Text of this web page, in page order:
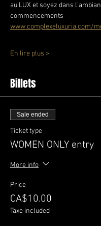
au LUX et soyez dans
commencements
www.complexeluxuria.com/
En lire plus >
Billets
Sale ended
Ticket type
WOMEN ONLY entry
More info
Price
CA$10.00
Taxe included